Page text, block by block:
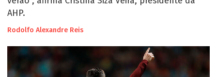
AHP.
Rodolfo Alexandre Reis